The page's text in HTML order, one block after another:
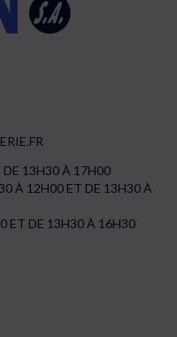
13H30 À 17H00
À 12H00 ET DE 13H30 À
ET DE 13H30 À 16H30